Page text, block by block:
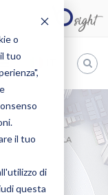
o
tuo
il tuo
di
questa
PROTEGGERE LA